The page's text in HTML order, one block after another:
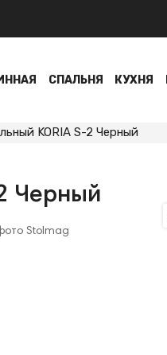
СПАЛЬНЯ КУХНЯ
KORIA S-2 Черный
Черный